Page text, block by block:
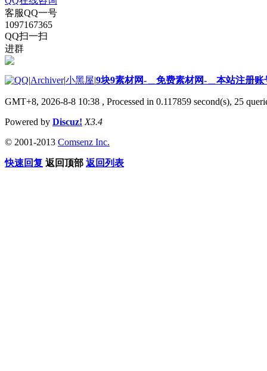
客服QQ一号
1097167365
QQ扫一扫
进群
|Archiver|小黑屋|9块9素材网-＿免费素材网-＿本站注册账
GMT+8, 2026-8-8 10:38 , Processed in 0.117859 second(s), 25
Powered by Discuz! X3.4
© 2001-2013 Comsenz Inc.
快速回复 返回顶部 返回列表